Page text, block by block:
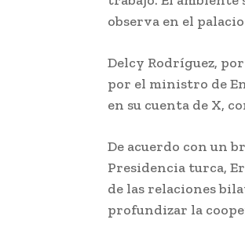
observa en el
Delcy Rodríguez,
por el ministro de
en su cuenta de X,
De acuerdo con un
Presidencia turca,
de las relaciones
profundizar la